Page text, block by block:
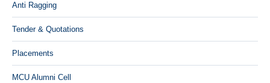
Anti Ragging
Tender & Quotations
Placements
MCU Alumni Cell